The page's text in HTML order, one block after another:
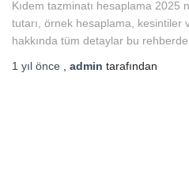
Kıdem tazminatı hesaplama 2025
tutarı, örnek hesaplama, kesintiler
hakkında tüm detaylar bu
1 yıl önce admin tarafından